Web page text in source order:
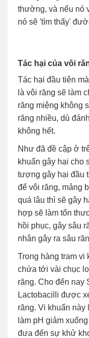
thường, và nếu nó
nó sẽ 'tìm thấy'
Tác hại của vôi
Tác hại đầu tiên
là vôi răng sẽ làm
răng miệng không
răng nhiều, dù
không hết.
Như đã đề cập ở
khuẩn gây hại cho
tượng gây hại đầu
để vôi răng, mảng
quá lâu thì sẽ gây
hợp sẽ làm tổn
hồi phục, gây sâu
nhân gây ra sâu
Trong hàng tram vi
chứa tới vài chục
răng. Cho đến nay
Lactobacilli được
răng. Vi khuẩn này
làm pH giảm
đưa đến sự khử